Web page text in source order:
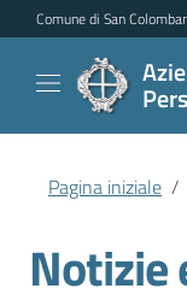
Vai al contenuto
Vai al menu di
Vai al piede di pagina
Comune di San
Pagina iniziale
Notizie